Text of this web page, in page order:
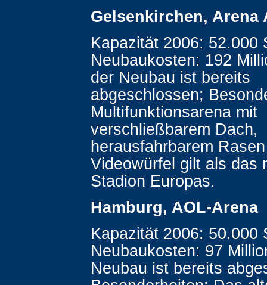
Gelsenkirchen, Arena
Kapazität 2006: 52.000
Neubaukosten: 192
der Neubau ist bereits
abgeschlossen;
Multifunktionsarena mit
verschließbarem Dach,
herausfahrbarem
Videowürfel gilt als das
Stadion Europas.
Hamburg, AOL-Arena
Kapazität 2006: 50.000
Neubaukosten: 97
Neubau ist bereits